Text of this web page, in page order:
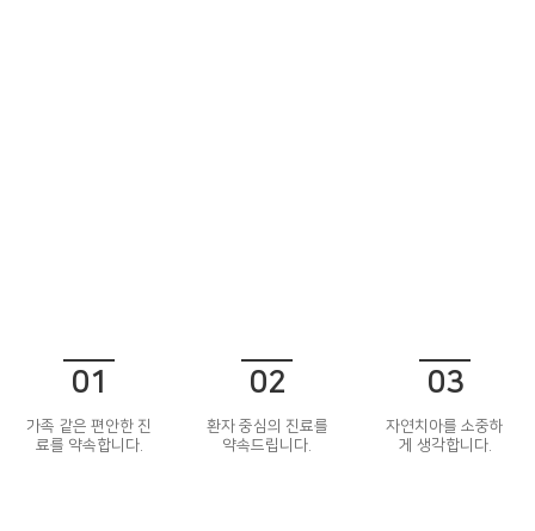
01
가족 같은 편안한 진
료를 약속합니다.
02
환자 중심의 진료를
약속드립니다.
03
자연치아를 소중하
게 생각합니다.